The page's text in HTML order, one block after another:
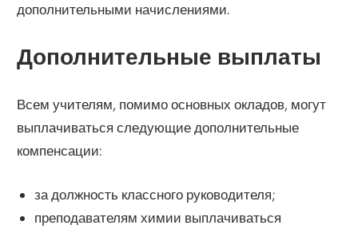
дополнительными начислениями.
Дополнительные выплаты
Всем учителям, помимо основных окладов, могут
выплачиваться следующие дополнительные
компенсации:
за должность классного руководителя;
преподавателям химии выплачиваться